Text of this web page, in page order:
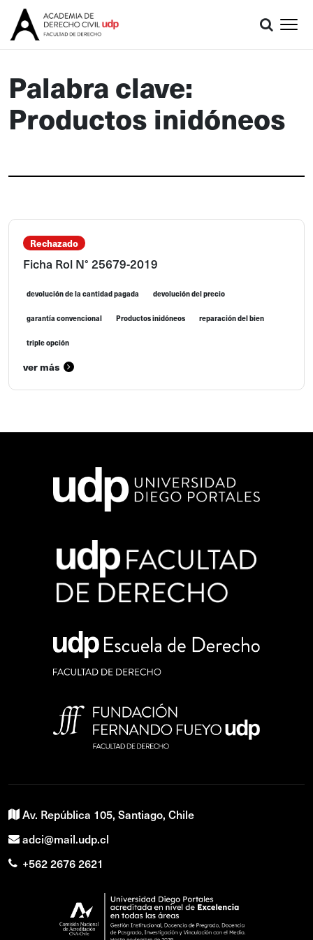
Palabra clave:
Productos inidóneos
Rechazado
Ficha Rol N° 25679-2019
devolución de la cantidad pagada devolución del precio
garantía convencional Productos inidóneos reparación del bien
triple opción
ver más
Av. República 105, Santiago, Chile
adci@mail.udp.cl
+562 2676 2621